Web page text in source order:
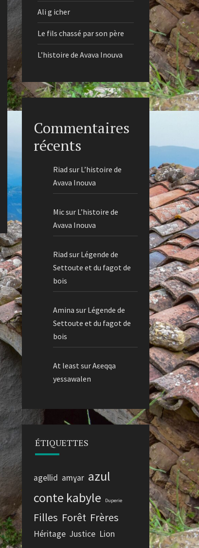
Ali g icher
Le fils chassé par son père
L’histoire de Avava Inouva
Commentaires
récents
Riad sur L’histoire de
Avava Inouva
Micsur L’histoire de
Avava Inouva
Riad sur Légende de
Settoute et du fagot de
bois
Amina sur Légende de
Settoute et du fagot de
bois
At least surAεeqqa
yessawalen
ÉTIQUETTES
agellid amɣar azul
conte kabyle
Duperie
Filles Forêt Frères
Héritage Justice Lion